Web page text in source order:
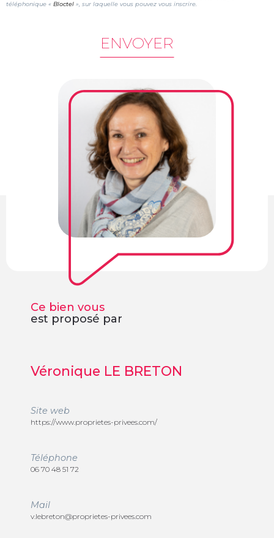
téléphonique « Bloctel », sur laquelle vous pouvez vous inscrire.
Ce bien vous
est proposé par
Véronique LE BRETON
Site web
https://www.proprietes-privees.com/
Téléphone
06 70 48 51 72
Mail
v.lebreton@proprietes-privees.com